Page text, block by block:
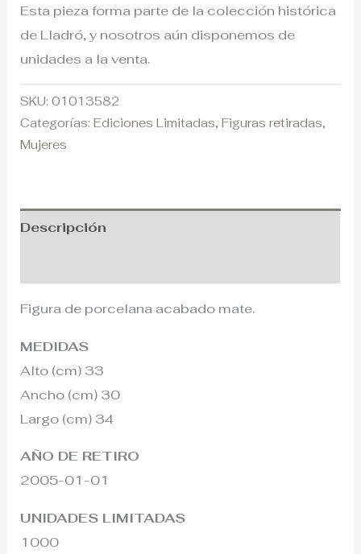
Esta pieza forma parte de la colección histórica
de Lladró, y nosotros aún disponemos de
unidades a la venta.
SKU:01013582
Categorías:Ediciones Limitadas,Figuras retiradas,
Mujeres
Descripción
Figura de porcelana acabado mate.
MEDIDAS
Alto (cm) 33
Ancho (cm) 30
Largo (cm) 34
AÑO DE RETIRO
2005-01-01
UNIDADES LIMITADAS
1000